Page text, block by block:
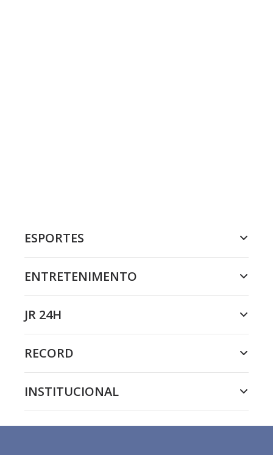
ESPORTES
ENTRETENIMENTO
JR 24H
RECORD
INSTITUCIONAL